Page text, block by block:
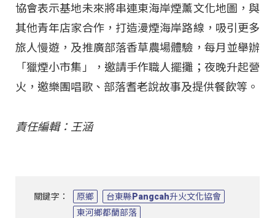
協會表示基地未來將串連東海岸煙薰文化地圖，與
其他青年店家合作，打造漫煙海岸路線，吸引更多
旅人慢遊，及推廣部落香草農場體驗，每月並舉辦
「獵煙小市集」，邀請手作職人擺攤；夜晚升起營
火，邀樂團唱歌、部落耆老說故事及提供餐飲等。
責任編輯：王涵
關鍵字： 原鄉
台東縣Pangcah升火文化協會
東河鄉都蘭部落